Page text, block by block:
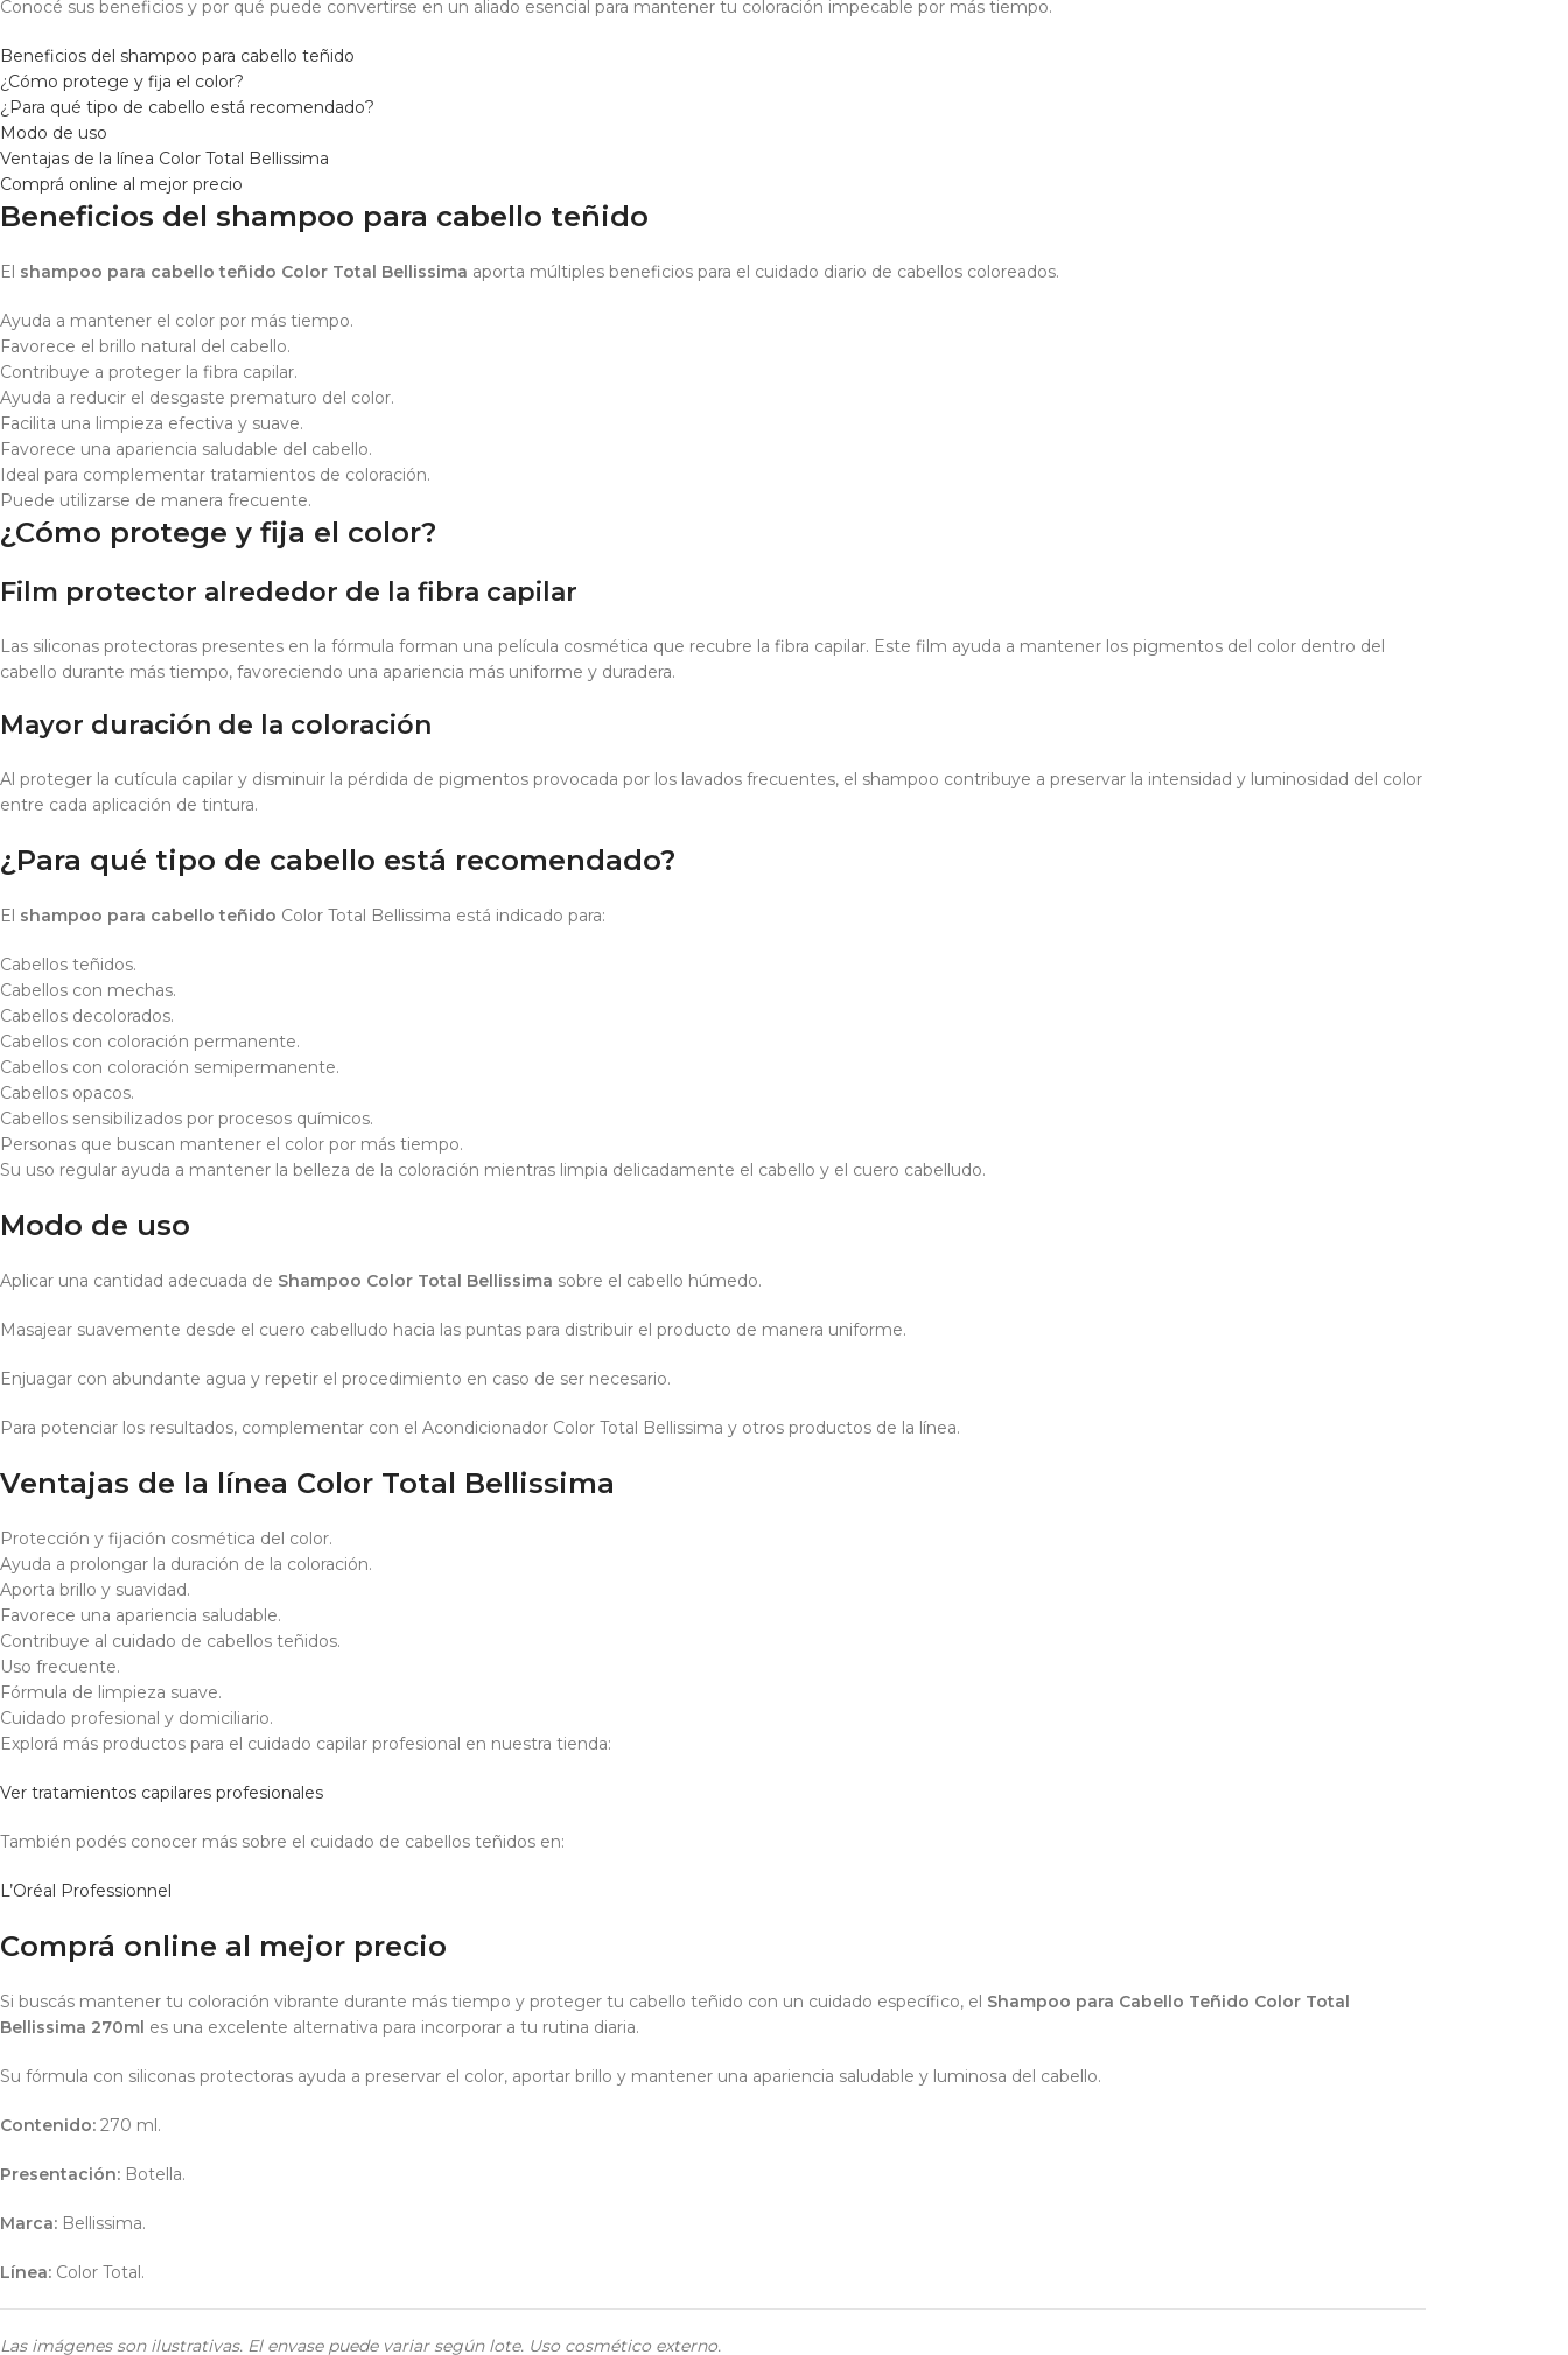
Conocé sus beneficios y por qué puede convertirse en un aliado esencial para mantener tu coloración impecable por más tiempo.
Beneficios del shampoo para cabello teñido
¿Cómo protege y fija el color?
¿Para qué tipo de cabello está recomendado?
Modo de uso
Ventajas de la línea Color Total Bellissima
Comprá online al mejor precio
Beneficios del shampoo para cabello teñido
El shampoo para cabello teñido Color Total Bellissima aporta múltiples beneficios para el cuidado diario de cabellos coloreados.
Ayuda a mantener el color por más tiempo.
Favorece el brillo natural del cabello.
Contribuye a proteger la fibra capilar.
Ayuda a reducir el desgaste prematuro del color.
Facilita una limpieza efectiva y suave.
Favorece una apariencia saludable del cabello.
Ideal para complementar tratamientos de coloración.
Puede utilizarse de manera frecuente.
¿Cómo protege y fija el color?
Film protector alrededor de la fibra capilar
Las siliconas protectoras presentes en la fórmula forman una película cosmética que recubre la fibra capilar. Este film ayuda a mantener los pigmentos del color dentro del
cabello durante más tiempo, favoreciendo una apariencia más uniforme y duradera.
Mayor duración de la coloración
Al proteger la cutícula capilar y disminuir la pérdida de pigmentos provocada por los lavados frecuentes, el shampoo contribuye a preservar la intensidad y luminosidad del color
entre cada aplicación de tintura.
¿Para qué tipo de cabello está recomendado?
El shampoo para cabello teñido Color Total Bellissima está indicado para:
Cabellos teñidos.
Cabellos con mechas.
Cabellos decolorados.
Cabellos con coloración permanente.
Cabellos con coloración semipermanente.
Cabellos opacos.
Cabellos sensibilizados por procesos químicos.
Personas que buscan mantener el color por más tiempo.
Su uso regular ayuda a mantener la belleza de la coloración mientras limpia delicadamente el cabello y el cuero cabelludo.
Modo de uso
Aplicar una cantidad adecuada de Shampoo Color Total Bellissima sobre el cabello húmedo.
Masajear suavemente desde el cuero cabelludo hacia las puntas para distribuir el producto de manera uniforme.
Enjuagar con abundante agua y repetir el procedimiento en caso de ser necesario.
Para potenciar los resultados, complementar con el Acondicionador Color Total Bellissima y otros productos de la línea.
Ventajas de la línea Color Total Bellissima
Protección y fijación cosmética del color.
Ayuda a prolongar la duración de la coloración.
Aporta brillo y suavidad.
Favorece una apariencia saludable.
Contribuye al cuidado de cabellos teñidos.
Uso frecuente.
Fórmula de limpieza suave.
Cuidado profesional y domiciliario.
Explorá más productos para el cuidado capilar profesional en nuestra tienda:
Ver tratamientos capilares profesionales
También podés conocer más sobre el cuidado de cabellos teñidos en:
L’Oréal Professionnel
Comprá online al mejor precio
Si buscás mantener tu coloración vibrante durante más tiempo y proteger tu cabello teñido con un cuidado específico, el Shampoo para Cabello Teñido Color Total
Bellissima 270ml es una excelente alternativa para incorporar a tu rutina diaria.
Su fórmula con siliconas protectoras ayuda a preservar el color, aportar brillo y mantener una apariencia saludable y luminosa del cabello.
Contenido: 270 ml.
Presentación: Botella.
Marca: Bellissima.
Línea: Color Total.
Las imágenes son ilustrativas. El envase puede variar según lote. Uso cosmético externo.